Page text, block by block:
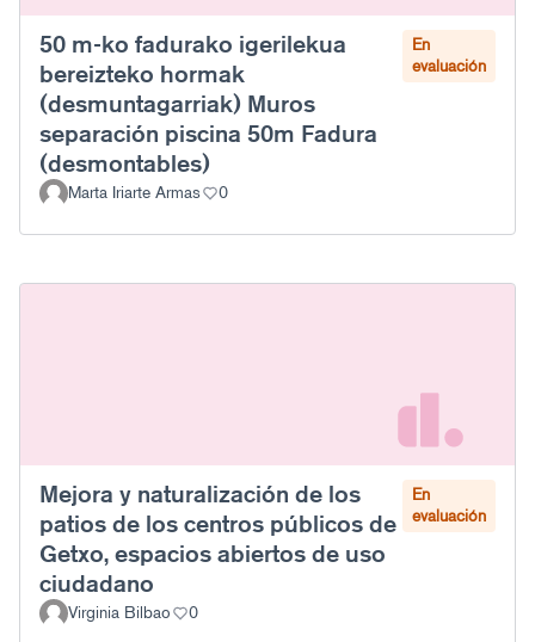
50 m-ko fadurako igerilekua
bereizteko hormak
(desmuntagarriak) Muros
separación piscina 50m Fadura
(desmontables)
En
evaluación
Marta Iriarte Armas 0
Mejora y naturalización de los
patios de los centros públicos de
Getxo, espacios abiertos de uso
ciudadano
En
evaluación
Virginia Bilbao 0